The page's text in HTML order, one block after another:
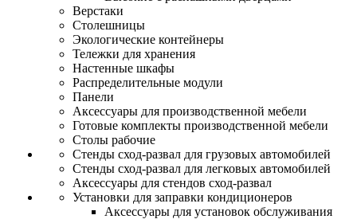
Верстаки
Столешницы
Экологические контейнеры
Тележки для хранения
Настенные шкафы
Распределительные модули
Панели
Аксессуары для производственной мебели
Готовые комплекты производственной мебели
Столы рабочие
Стенды сход-развал для грузовых автомобилей
Стенды сход-развал для легковых автомобилей
Аксессуары для стендов сход-развал
Установки для заправки кондиционеров
Аксессуары для установок обслуживания